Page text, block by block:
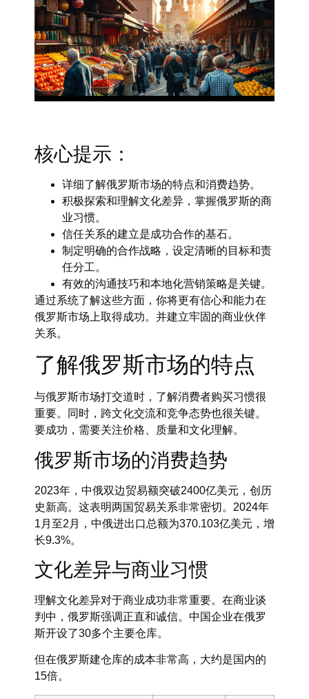
核心提示：
详细了解俄罗斯市场的特点和消费趋势。
积极探索和理解文化差异，掌握俄罗斯的商
业习惯。
信任关系的建立是成功合作的基石。
制定明确的合作战略，设定清晰的目标和责
任分工。
有效的沟通技巧和本地化营销策略是关键。
通过系统了解这些方面，你将更有信心和能力在
俄罗斯市场上取得成功。并建立牢固的商业伙伴
关系。
了解俄罗斯市场的特点
与俄罗斯市场打交道时，了解消费者购买习惯很
重要。同时，跨文化交流和竞争态势也很关键。
要成功，需要关注价格、质量和文化理解。
俄罗斯市场的消费趋势
2023年，中俄双边贸易额突破2400亿美元，创历
史新高。这表明两国贸易关系非常密切。2024年
1月至2月，中俄进出口总额为370.103亿美元，增
长9.3%。
文化差异与商业习惯
理解文化差异对于商业成功非常重要。在商业谈
判中，俄罗斯强调正直和诚信。中国企业在俄罗
斯开设了30多个主要仓库。
但在俄罗斯建仓库的成本非常高，大约是国内的
15倍。